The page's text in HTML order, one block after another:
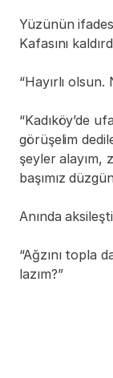
Yüzünün
Kafasını
“Hayırlı olsun.
“Kadıköy’de
görüşelim
şeyler alayım,
başımız
Anında
“Ağzını topla
lazım?”